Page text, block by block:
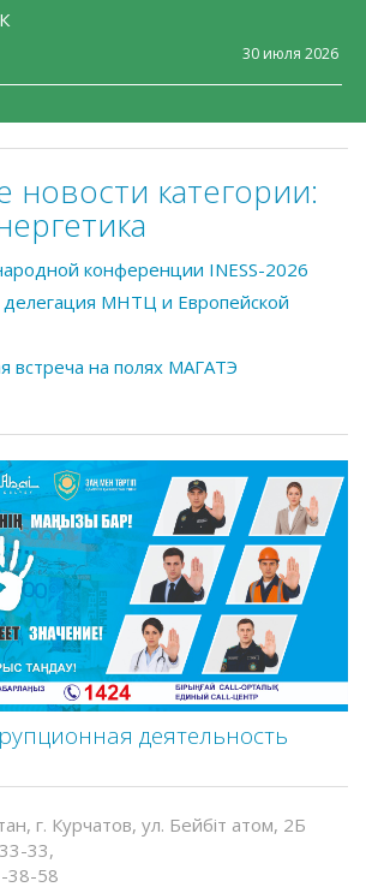
30 июля 2026
новости категории:
конференции INESS-2026
МНТЦ и Европейской
встреча на полях МАГАТЭ
деятельность
г. Курчатов, ул. Бейбіт атом, 2Б
33,
38-58